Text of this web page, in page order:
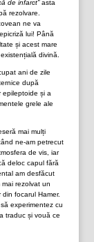
de infarct”asta
rezolvare.
ne va
lui! Până
și acest mare
divină.
ani de zile
după
epileptoide și a
grele ale
mai mulți
ne-am petrecut
de vis, iar
deloc capul fără
am desfăcut
rezolvat un
focarul Hamer.
experimentez cu
traduc și vouă ce